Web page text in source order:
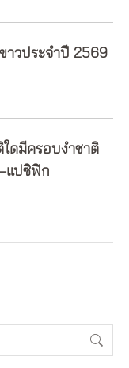
าวประจำปี 2569
ใดมีครอบงำชาติ
แปซิฟิก